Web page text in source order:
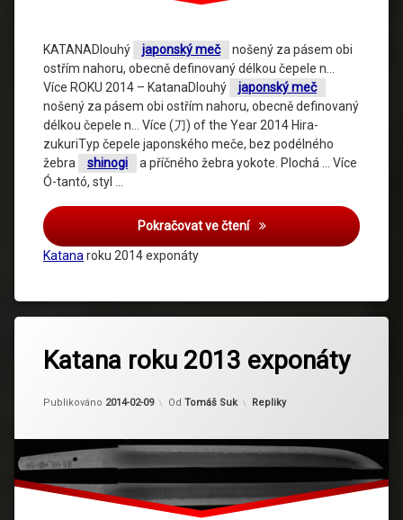
KATANADlouhý japonský meč
nošený za pásem obi
ostřím nahoru, obecně definovaný délkou čepele n…
Více ROKU 2014 – KatanaDlouhý
japonský meč
nošený za pásem obi ostřím nahoru, obecně definovaný
délkou čepele n… Více (刀) of the Year 2014 Hira-
zukuriTyp čepele japonského meče, bez podélného
žebra
shinogi
a příčného žebra yokote. Plochá … Více
Ó-tantó, styl …
Pokračovat ve čtení
Katanaroku 2014 exponáty
Katana roku 2013 exponáty
Publikováno 2014-02-09 Od Tomáš Suk Kategorie:
Repliky